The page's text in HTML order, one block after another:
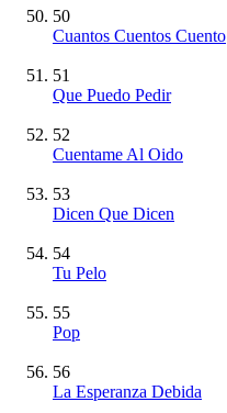
50
Cuantos Cuentos Cuento
51
Que Puedo Pedir
52
Cuentame Al Oido
53
Dicen Que Dicen
54
Tu Pelo
55
Pop
56
La Esperanza Debida